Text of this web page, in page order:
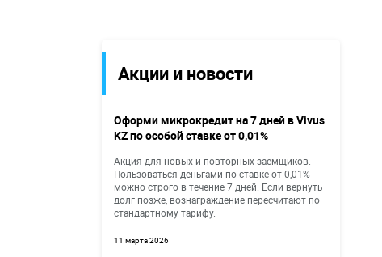
Акции и новости
Оформи микрокредит на 7 дней в Vivus
KZ по особой ставке от 0,01%
Акция для новых и повторных заемщиков.
Пользоваться деньгами по ставке от 0,01%
можно строго в течение 7 дней. Если вернуть
долг позже, вознаграждение пересчитают по
стандартному тарифу.
11 марта 2026